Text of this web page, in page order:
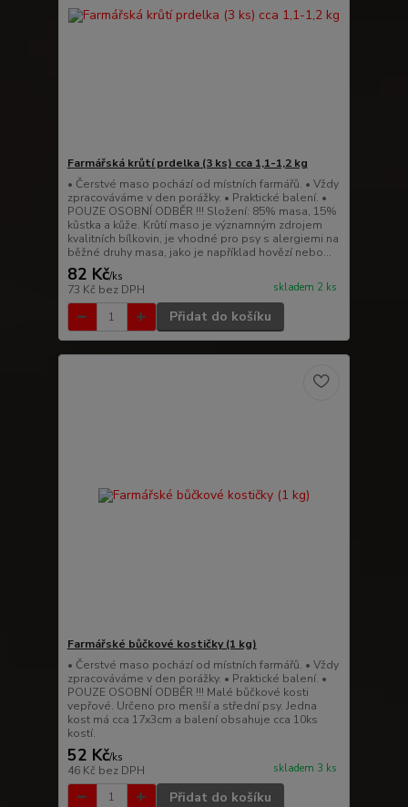
Farmářská krůtí prdelka (3 ks) cca 1,1-1,2 kg
• Čerstvé maso pochází od místních farmářů. • Vždy
zpracováváme v den porážky. • Praktické balení. •
POUZE OSOBNÍ ODBĚR !!! Složení: 85% masa, 15%
kůstka a kůže. Krůtí maso je významným zdrojem
kvalitních bílkovin, je vhodné pro psy s alergiemi na
běžné druhy masa, jako je například hovězí nebo...
82 Kč/ks
73 Kč bez DPH skladem 2 ks
Přidat do košíku
Farmářské bůčkové kostičky (1 kg)
• Čerstvé maso pochází od místních farmářů. • Vždy
zpracováváme v den porážky. • Praktické balení. •
POUZE OSOBNÍ ODBĚR !!! Malé bůčkové kosti
vepřové. Určeno pro menší a střední psy. Jedna
kost má cca 17x3cm a balení obsahuje cca 10ks
kostí.
52 Kč/ks
46 Kč bez DPH skladem 3 ks
Přidat do košíku